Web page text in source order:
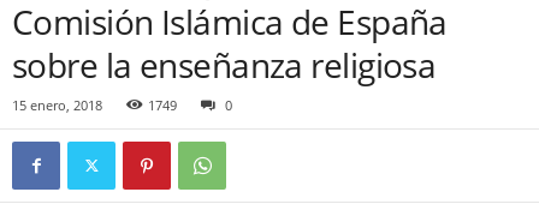
l
i
Comisión Islámica de España
sobre la enseñanza religiosa
15 enero, 2018 1749 0